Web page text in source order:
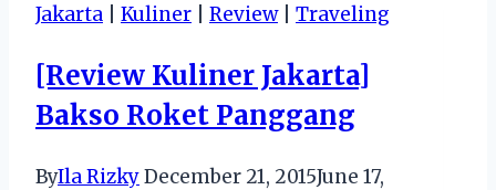
100
Jakarta Kuliner Review| Traveling
[Review Kuliner Jakarta]
Bakso Roket Panggang
ByIla RizkyDecember 21, 2015June 17,